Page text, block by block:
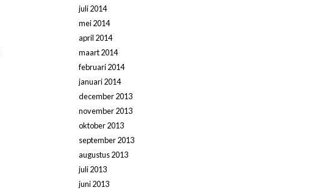
juli 2014
mei 2014
april 2014
maart 2014
februari 2014
januari 2014
december 2013
november 2013
oktober 2013
september 2013
augustus 2013
juli 2013
juni 2013